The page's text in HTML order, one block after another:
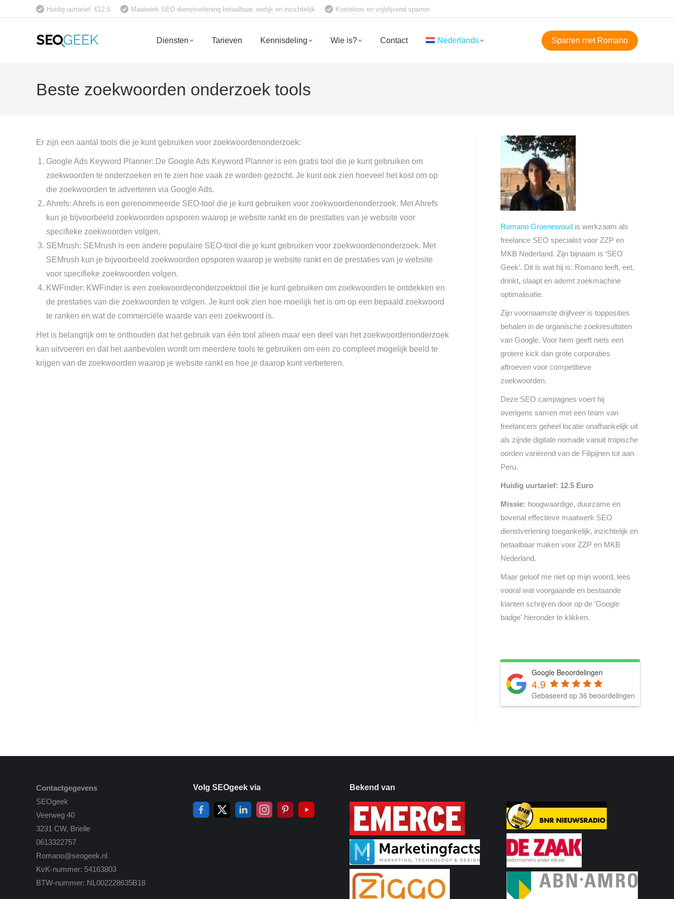
Huidig uurtarief: €12.5 Maatwerk SEO dienstverlening betaalbaar, eerlijk en inzichtelijk Kosteloos en vrijblijvend sparren
Diensten Tarieven Kennisdeling Wie is? Contact Nederlands Sparren met Romano
Beste zoekwoorden onderzoek tools
Er zijn een aantal tools die je kunt gebruiken voor zoekwoordenonderzoek:
Google Ads Keyword Planner: De Google Ads Keyword Planner is een gratis tool die je kunt gebruiken om
zoekwoorden te onderzoeken en te zien hoe vaak ze worden gezocht. Je kunt ook zien hoeveel het kost om op
die zoekwoorden te adverteren via Google Ads.
Ahrefs: Ahrefs is een gerenommeerde SEO-tool die je kunt gebruiken voor zoekwoordenonderzoek. Met Ahrefs
kun je bijvoorbeeld zoekwoorden opsporen waarop je website rankt en de prestaties van je website voor
specifieke zoekwoorden volgen.
SEMrush: SEMrush is een andere populaire SEO-tool die je kunt gebruiken voor zoekwoordenonderzoek. Met
SEMrush kun je bijvoorbeeld zoekwoorden opsporen waarop je website rankt en de prestaties van je website
voor specifieke zoekwoorden volgen.
KWFinder: KWFinder is een zoekwoordenonderzoektool die je kunt gebruiken om zoekwoorden te ontdekken en
de prestaties van die zoekwoorden te volgen. Je kunt ook zien hoe moeilijk het is om op een bepaald zoekwoord
te ranken en wat de commerciële waarde van een zoekwoord is.
Het is belangrijk om te onthouden dat het gebruik van één tool alleen maar een deel van het zoekwoordenonderzoek
kan uitvoeren en dat het aanbevolen wordt om meerdere tools te gebruiken om een zo compleet mogelijk beeld te
krijgen van de zoekwoorden waarop je website rankt en hoe je daarop kunt verbeteren.
Romano Groenewoud is werkzaam als
freelance SEO specialist voor ZZP en
MKB Nederland. Zijn bijnaam is ‘SEO
Geek’. Dit is wat hij is: Romano leeft, eet,
drinkt, slaapt en ademt zoekmachine
optimalisatie.
Zijn voornaamste drijfveer is topposities
behalen in de organische zoekresultaten
van Google. Voor hem geeft niets een
grotere kick dan grote corporaties
aftroeven voor competitieve
zoekwoorden.
Deze SEO campagnes voert hij
overigens samen met een team van
freelancers geheel locatie onafhankelijk uit
als zijnde digitale nomade vanuit tropische
oorden variërend van de Filipijnen tot aan
Peru.
Huidig uurtarief: 12.5 Euro
Missie: hoogwaardige, duurzame en
bovenal effectieve maatwerk SEO
dienstverlening toegankelijk, inzichtelijk en
betaalbaar maken voor ZZP en MKB
Nederland.
Maar geloof me niet op mijn woord, lees
vooral wat voorgaande en bestaande
klanten schrijven door op de 'Google
badge' hieronder te klikken.
Google Beoordelingen
4.9
Gebaseerd op 36 beoordelingen
Contactgegevens
SEOgeek
Veerweg 40
3231 CW, Brielle
0613322757
Romano@seogeek.nl
KvK-nummer: 54163803
BTW-nummer: NL002228635B18
Volg SEOgeek via Bekend van